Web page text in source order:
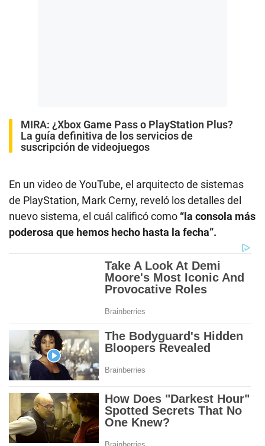
MIRA: ¿Xbox Game Pass o PlayStation Plus?
La guía definitiva de los servicios de
suscripción de videojuegos
En un video de YouTube, el arquitecto de sistemas
de PlayStation, Mark Cerny, reveló los detalles del
nuevo sistema, el cuál calificó como “la consola más
poderosa que hemos hecho hasta la fecha”.